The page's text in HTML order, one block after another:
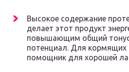
Высокое содержание
делает этот продукт
повышающим общий тонус
потенциал. Для
помощник для хорошей